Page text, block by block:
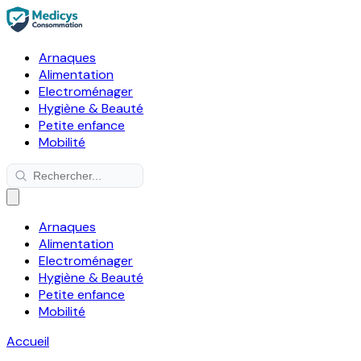
Arnaques
Alimentation
Electroménager
Hygiène & Beauté
Petite enfance
Mobilité
Arnaques
Alimentation
Electroménager
Hygiène & Beauté
Petite enfance
Mobilité
Accueil